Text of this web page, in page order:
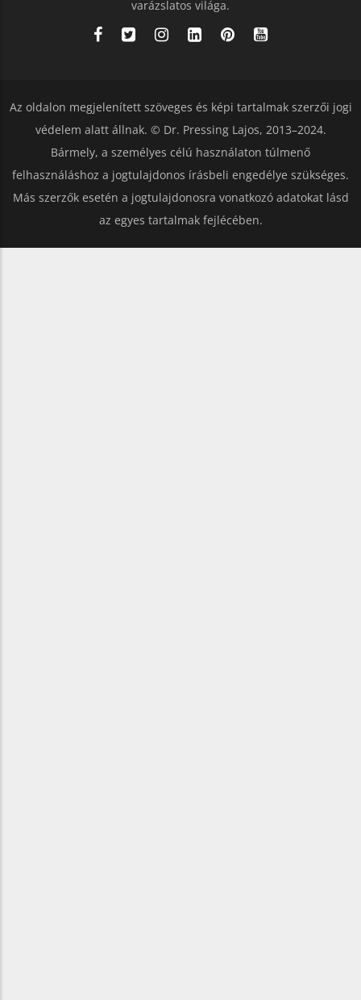
varázslatos világa.
Az oldalon megjelenített szöveges és képi tartalmak szerzői jogi
védelem alatt állnak. © Dr. Pressing Lajos, 2013–2024.
Bármely, a személyes célú használaton túlmenő
felhasználáshoz a jogtulajdonos írásbeli engedélye szükséges.
Más szerzők esetén a jogtulajdonosra vonatkozó adatokat lásd
az egyes tartalmak fejlécében.